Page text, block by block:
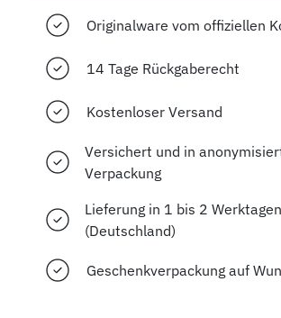
Originalware vom offiziellen
14 Tage Rückgaberecht
Kostenloser Versand
Versichert und in
Verpackung
Lieferung in 1 bis 2 Werktagen
(Deutschland)
Geschenkverpackung auf